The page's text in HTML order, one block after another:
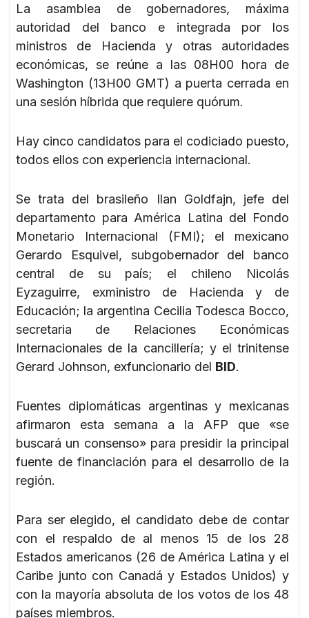
La asamblea de gobernadores, máxima
autoridad del banco e integrada por los
ministros de Hacienda y otras autoridades
económicas, se reúne a las 08H00 hora de
Washington (13H00 GMT) a puerta cerrada en
una sesión híbrida que requiere quórum.
Hay cinco candidatos para el codiciado puesto,
todos ellos con experiencia internacional.
Se trata del brasileño Ilan Goldfajn, jefe del
departamento para América Latina del Fondo
Monetario Internacional (FMI); el mexicano
Gerardo Esquivel, subgobernador del banco
central de su país; el chileno Nicolás
Eyzaguirre, exministro de Hacienda y de
Educación; la argentina Cecilia Todesca Bocco,
secretaria de Relaciones Económicas
Internacionales de la cancillería; y el trinitense
Gerard Johnson, exfuncionario del BID.
Fuentes diplomáticas argentinas y mexicanas
afirmaron esta semana a la AFP que «se
buscará un consenso» para presidir la principal
fuente de financiación para el desarrollo de la
región.
Para ser elegido, el candidato debe de contar
con el respaldo de al menos 15 de los 28
Estados americanos (26 de América Latina y el
Caribe junto con Canadá y Estados Unidos) y
con la mayoría absoluta de los votos de los 48
países miembros.